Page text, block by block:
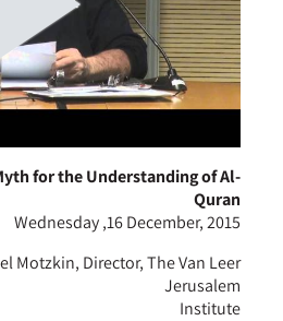
for the Understanding of Al-
Quran
Wednesday ,16 December, 2015
Motzkin, Director, The Van Leer
Jerusalem
Institute